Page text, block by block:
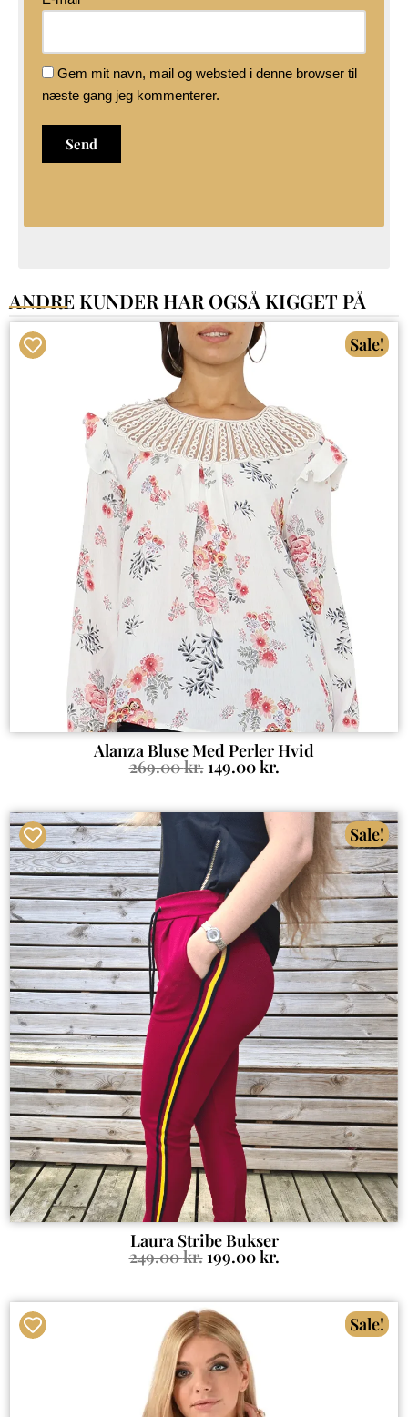
Gem mit navn, mail og websted i denne browser til
næste gang jeg kommenterer.
ANDRE KUNDER HAR OGSÅ KIGGET PÅ
Sale!
Alanza Bluse Med Perler Hvid
269.00kr.149.00kr.
Sale!
Laura Stribe Bukser
249.00kr.199.00kr.
Sale!